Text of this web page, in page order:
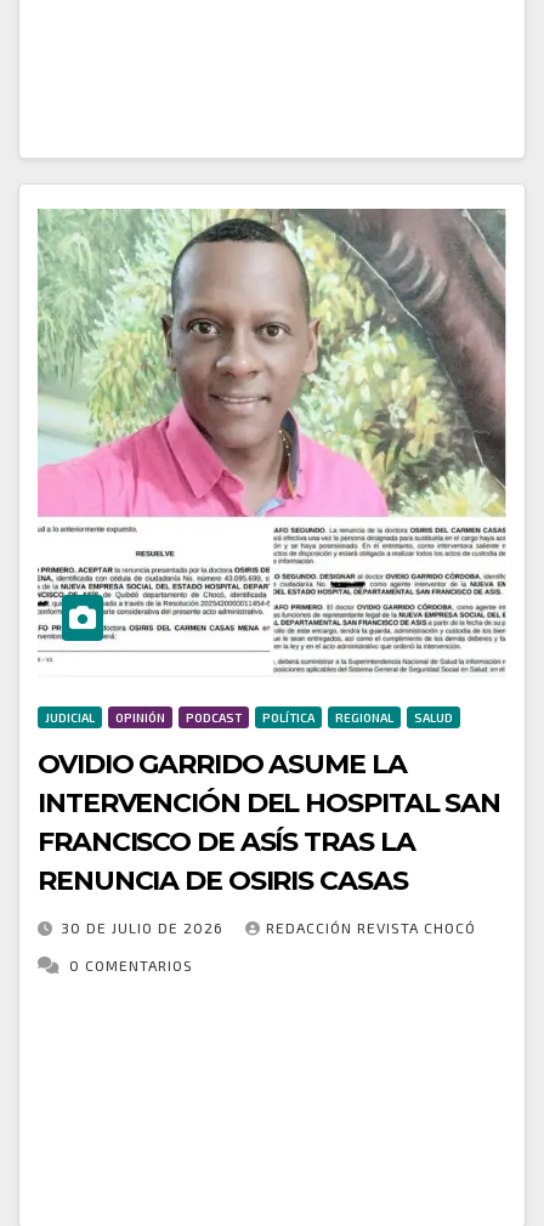
JUDICIAL OPINIÓN PODCAST POLÍTICA REGIONAL SALUD
OVIDIO GARRIDO ASUME LA
INTERVENCIÓN DEL HOSPITAL SAN
FRANCISCO DE ASÍS TRAS LA
RENUNCIA DE OSIRIS CASAS
30 DE JULIO DE 2026 REDACCIÓN REVISTA CHOCÓ
0 COMENTARIOS